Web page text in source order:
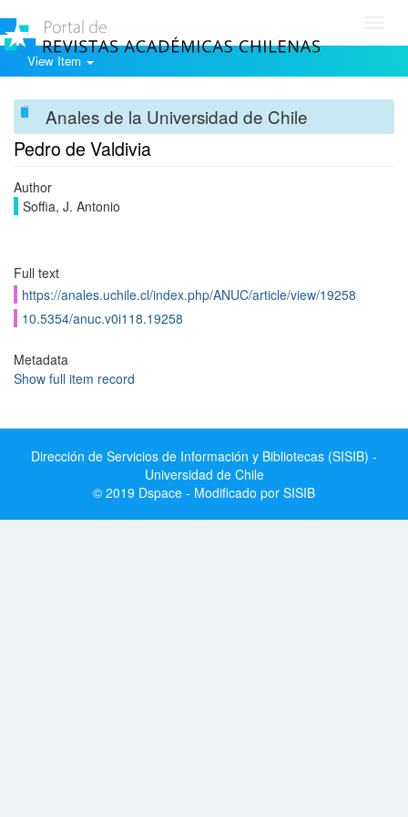
View Item
Anales de la Universidad de Chile
Pedro de Valdivia
Author
Soffia, J. Antonio
Full text
https://anales.uchile.cl/index.php/ANUC/article/view/19258
10.5354/anuc.v0i118.19258
Metadata
Show full item record
Dirección de Servicios de Información y Bibliotecas (SISIB) -
Universidad de Chile
© 2019 Dspace - Modificado por SISIB